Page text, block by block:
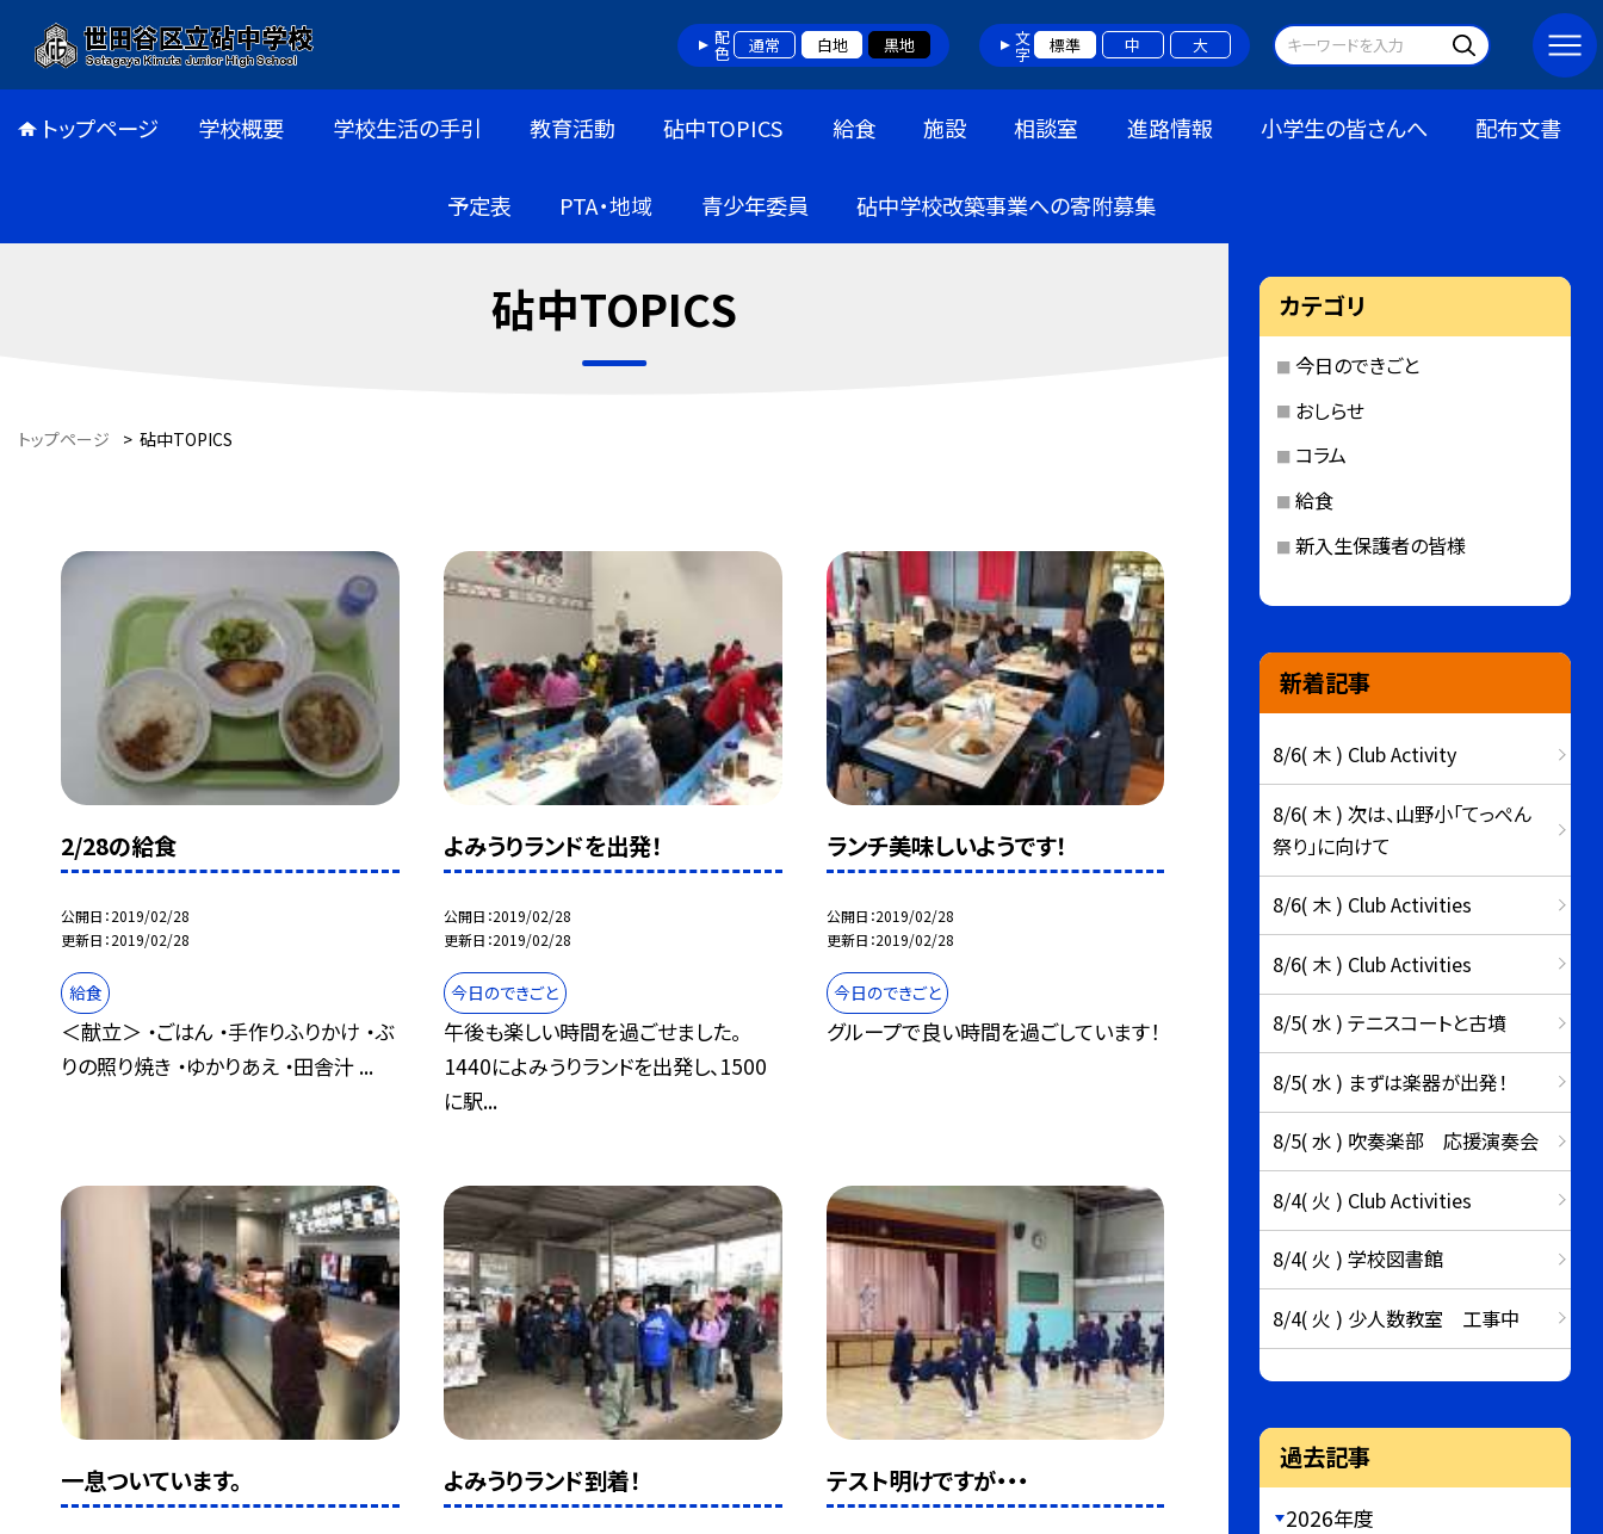
配色 通常 白地 黒地 文字 標準 中 大
トップページ 学校概要 学校生活の手引 教育活動 砧中TOPICS 給食 施設 相談室 進路情報 小学生の皆さんへ 配布文書
予定表 PTA・地域 青少年委員 砧中学校改築事業への寄附募集
砧中TOPICS
トップページ > 砧中TOPICS
2/28の給食
公開日 2019/02/28
更新日 2019/02/28
給食
＜献立＞ ・ごはん ・手作りふりかけ ・ぶ
りの照り焼き ・ゆかりあえ ・田舎汁 ...
よみうりランドを出発！
公開日 2019/02/28
更新日 2019/02/28
今日のできごと
午後も楽しい時間を過ごせました。
1440によみうりランドを出発し、1500
に駅...
ランチ美味しいようです！
公開日 2019/02/28
更新日 2019/02/28
今日のできごと
グループで良い時間を過ごしています！
一息ついています。 よみうりランド到着！ テスト明けですが・・・
カテゴリ
今日のできごと
おしらせ
コラム
給食
新入生保護者の皆様
新着記事
8/6( 木 ) Club Activity
8/6( 木 ) 次は、山野小「てっぺん
祭り」に向けて
8/6( 木 ) Club Activities
8/6( 木 ) Club Activities
8/5( 水 ) テニスコートと古墳
8/5( 水 ) まずは楽器が出発！
8/5( 水 ) 吹奏楽部 応援演奏会
8/4( 火 ) Club Activities
8/4( 火 ) 学校図書館
8/4( 火 ) 少人数教室 工事中
過去記事
2026年度